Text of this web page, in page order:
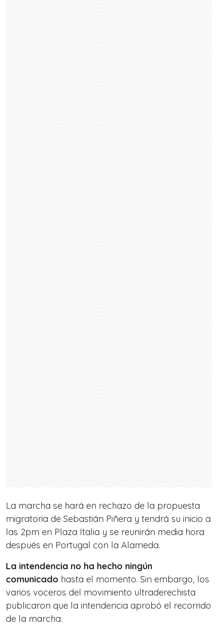
La marcha se hará en rechazo de la propuesta
migratoria de Sebastián Piñera y tendrá su inicio a
las 2pm en Plaza Italia y se reunirán media hora
después en Portugal con la Alameda.
La intendencia no ha hecho ningún
comunicado hasta el momento. Sin embargo, los
varios voceros del movimiento ultraderechista
publicaron que la intendencia aprobó el recorrido
de la marcha.